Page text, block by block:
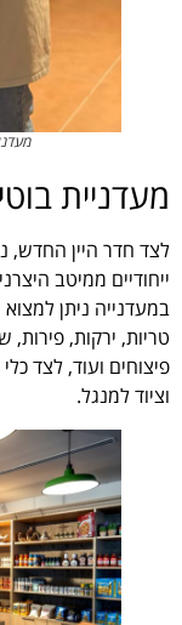
מעדניית
לצד חדר היין החדש,
ייחודיים ממיטב
במעדנייה ניתן
טריות, ירקות, פירות,
פיצוחים ועוד, לצד
וציוד למנגל.